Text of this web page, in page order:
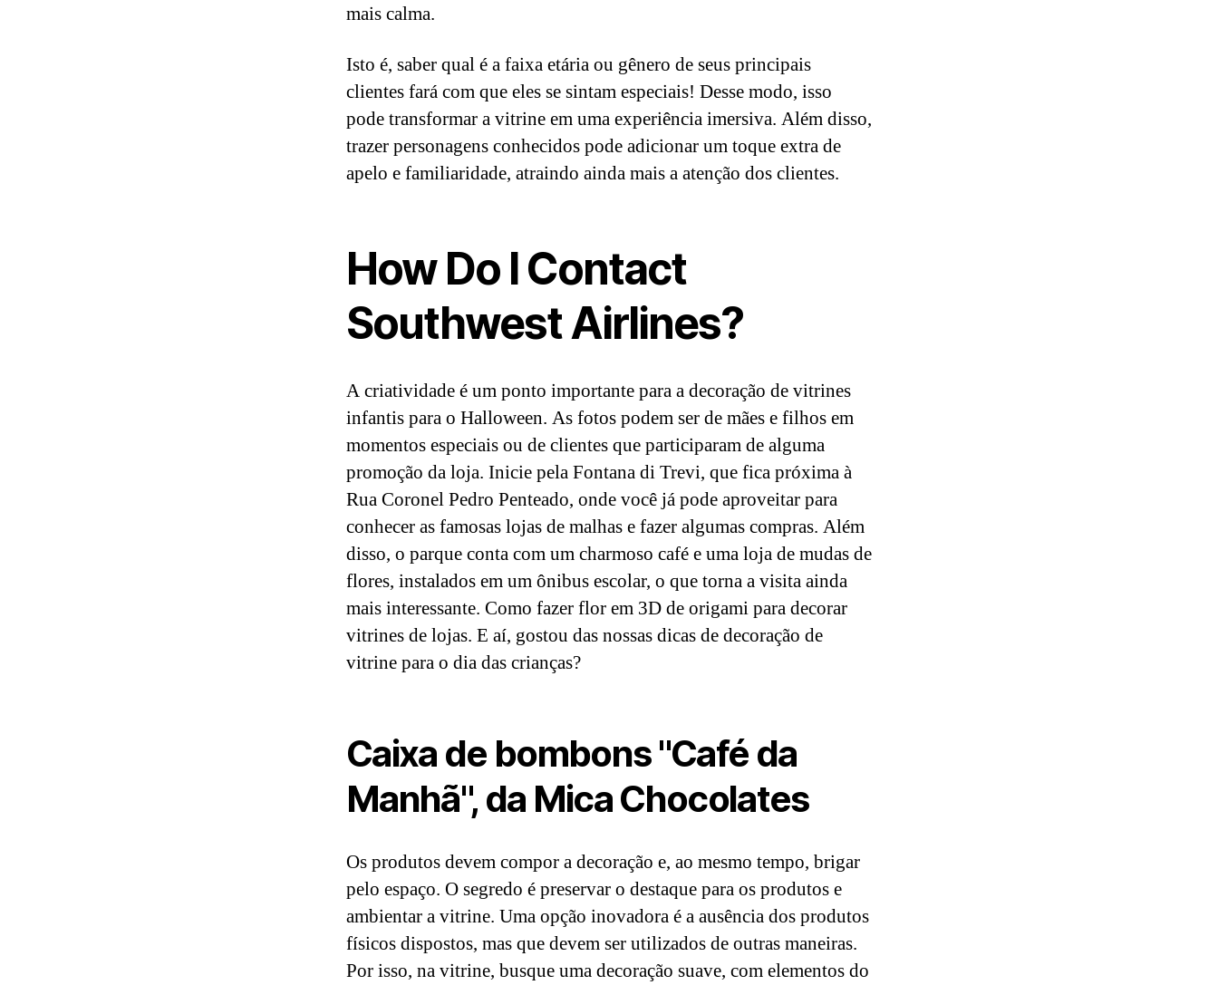
mais calma.
Isto é, saber qual é a faixa etária ou gênero de seus principais
clientes fará com que eles se sintam especiais! Desse modo, isso
pode transformar a vitrine em uma experiência imersiva. Além disso,
trazer personagens conhecidos pode adicionar um toque extra de
apelo e familiaridade, atraindo ainda mais a atenção dos clientes.
How Do I Contact
Southwest Airlines?
A criatividade é um ponto importante para a decoração de vitrines
infantis para o Halloween. As fotos podem ser de mães e filhos em
momentos especiais ou de clientes que participaram de alguma
promoção da loja. Inicie pela Fontana di Trevi, que fica próxima à
Rua Coronel Pedro Penteado, onde você já pode aproveitar para
conhecer as famosas lojas de malhas e fazer algumas compras. Além
disso, o parque conta com um charmoso café e uma loja de mudas de
flores, instalados em um ônibus escolar, o que torna a visita ainda
mais interessante. Como fazer flor em 3D de origami para decorar
vitrines de lojas. E aí, gostou das nossas dicas de decoração de
vitrine para o dia das crianças?
Caixa de bombons "Café da
Manhã", da Mica Chocolates
Os produtos devem compor a decoração e, ao mesmo tempo, brigar
pelo espaço. O segredo é preservar o destaque para os produtos e
ambientar a vitrine. Uma opção inovadora é a ausência dos produtos
físicos dispostos, mas que devem ser utilizados de outras maneiras.
Por isso, na vitrine, busque uma decoração suave, com elementos do